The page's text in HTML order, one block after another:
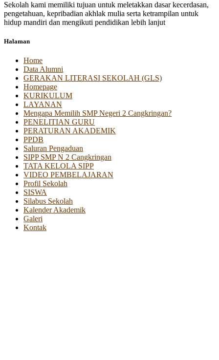
Sekolah kami memiliki tujuan untuk meletakkan dasar kecerdasan,
pengetahuan, kepribadian akhlak mulia serta ketrampilan untuk
hidup mandiri dan mengikuti pendidikan lebih lanjut
Halaman
Home
Data Alumni
GERAKAN LITERASI SEKOLAH (GLS)
Homepage
KURIKULUM
LAYANAN
Mengapa Memilih SMP Negeri 2 Cangkringan?
PENELITIAN GURU
PERATURAN AKADEMIK
PPDB
Saluran Pengaduan
SIPP SMP N 2 Cangkringan
TATA KELOLA SIPP
VIDEO PEMBELAJARAN
Profil Sekolah
SISWA
Silabus Sekolah
Kalender Akademik
Galeri
Kontak